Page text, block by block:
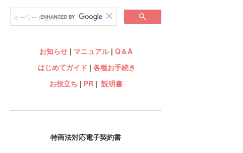
お知らせ| マニュアル| Q＆A
はじめてガイド | 各種お手続き
お役立ち | PR| 説明書
特商法対応電子契約書